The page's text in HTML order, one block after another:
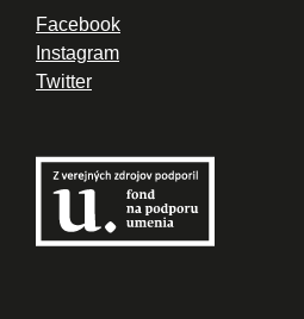
Facebook
Instagram
Twitter